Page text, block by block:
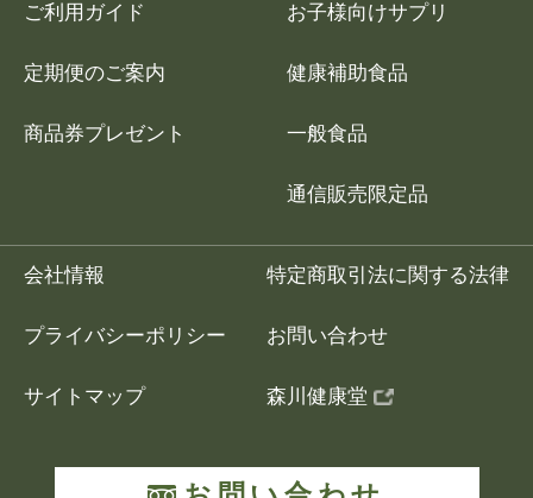
お子様向けサプリ
健康補助食品
一般食品
通信販売限定品
ご利用ガイド
定期便のご案内
商品券プレゼント
会社情報
プライバシーポリシー
特定商取引法に関する法律
お問い合わせ
サイトマップ 森川健康堂